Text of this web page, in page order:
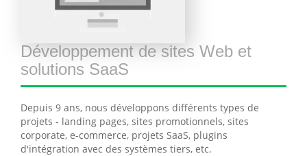
Développement de sites Web et
solutions SaaS
Depuis 9 ans, nous développons différents types de
projets - landing pages, sites promotionnels, sites
corporate, e-commerce, projets SaaS, plugins
d'intégration avec des systèmes tiers, etc.